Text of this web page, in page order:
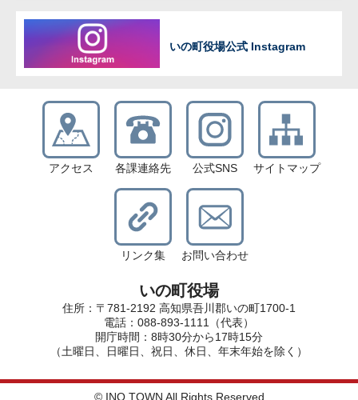
いの町役場公式 Instagram
いの町役場
住所：〒781-2192 高知県吾川郡いの町1700-1
電話：088-893-1111（代表）
開庁時間：8時30分から17時15分
（土曜日、日曜日、祝日、休日、年末年始を除く）
アクセス 各課連絡先 公式SNS サイトマップ
リンク集 お問い合わせ
© INO TOWN All Rights Reserved